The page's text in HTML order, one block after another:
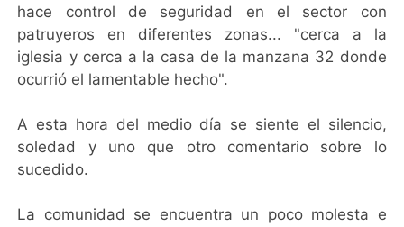
hace control de seguridad en el sector con
patruyeros en diferentes zonas... "cerca a la
iglesia y cerca a la casa de la manzana 32 donde
ocurrió el lamentable hecho".
A esta hora del medio día se siente el silencio,
soledad y uno que otro comentario sobre lo
sucedido.
La comunidad se encuentra un poco molesta e